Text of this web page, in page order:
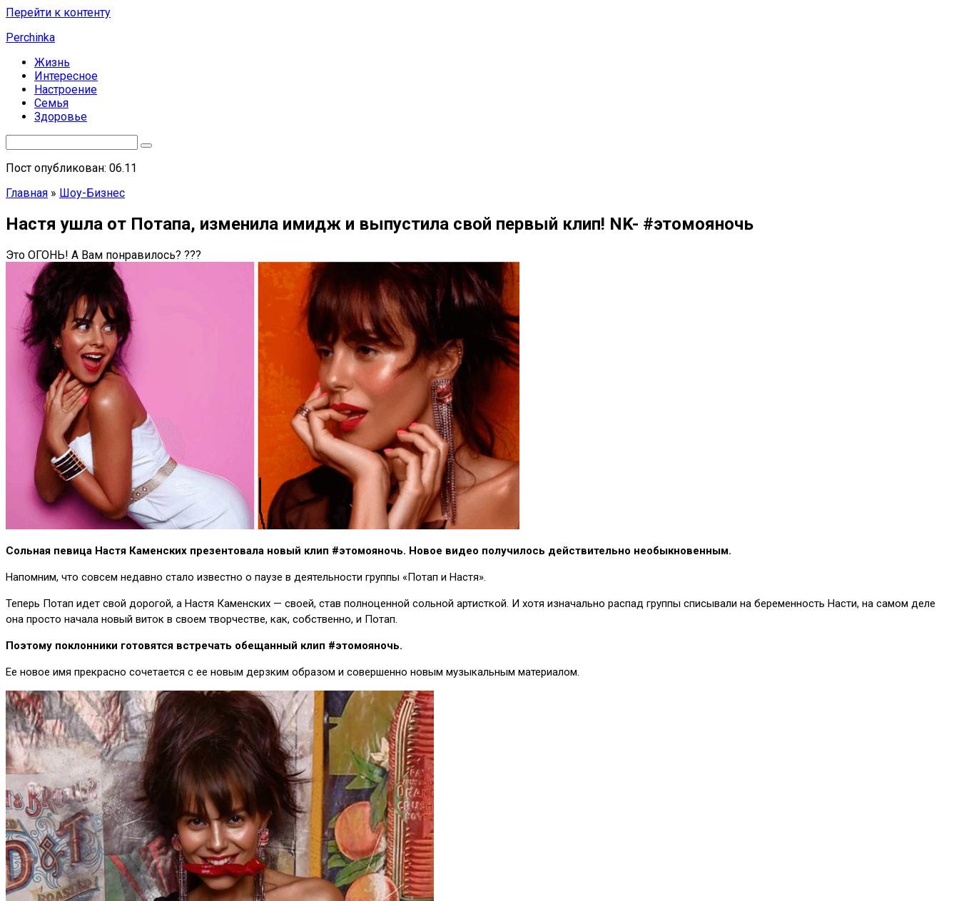
Перейти к контенту
Perchinka
Жизнь
Интересное
Настроение
Семья
Здоровье
Пост опубликован: 06.11
Главная » Шоу-Бизнес
Настя ушла от Потапа, изменила имидж и выпустила свой первый клип! NK- #этомояночь
Это ОГОНЬ! А Вам понравилось? ???
Сольная певица Настя Каменских презентовала новый клип #этомояночь. Новое видео получилось действительно необыкновенным.
Напомним, что совсем недавно стало известно о паузе в деятельности группы «Потап и Настя».
Теперь Потап идет свой дорогой, а Настя Каменских — своей, став полноценной сольной артисткой. И хотя изначально распад группы списывали на беременность Насти, на самом деле
она просто начала новый виток в своем творчестве, как, собственно, и Потап.
Поэтому поклонники готовятся встречать обещанный клип #этомояночь.
Ее новое имя прекрасно сочетается с ее новым дерзким образом и совершенно новым музыкальным материалом.